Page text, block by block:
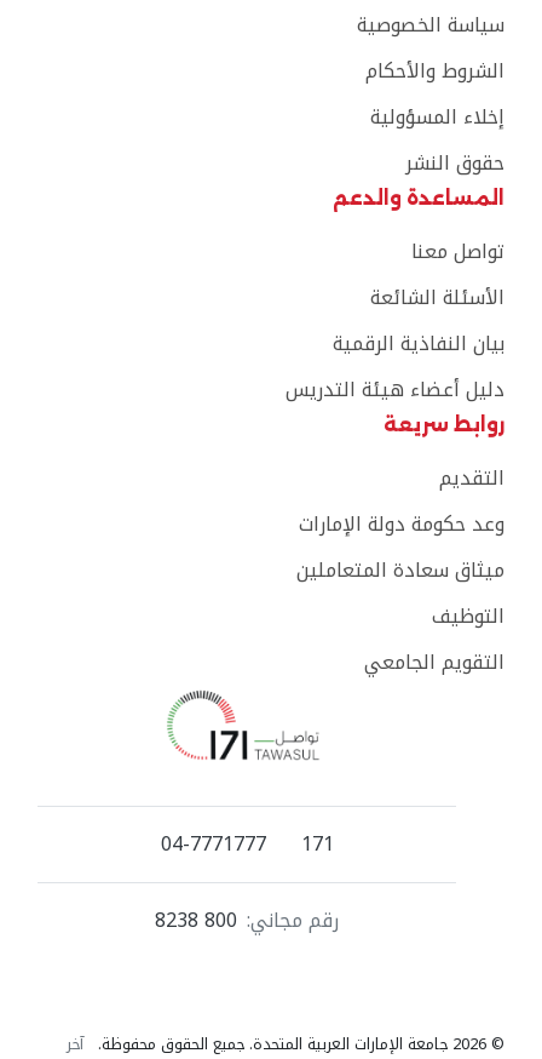
سياسة الخصوصية
الشروط والأحكام
إخلاء المسؤولية
حقوق النشر
المساعدة والدعم
تواصل معنا
الأسئلة الشائعة
بيان النفاذية الرقمية
دليل أعضاء هيئة التدريس
روابط سريعة
التقديم
وعد حكومة دولة الإمارات
ميثاق سعادة المتعاملين
التوظيف
التقويم الجامعي
171
04-7771777
رقم مجاني: 800 8238
© 2026 جامعة الإمارات العربية المتحدة. جميع الحقوق محفوظة. آخر